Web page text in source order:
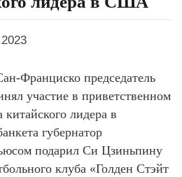
Франциско председатель
участие в приветственном
китайского лидера в
губернатор
подарил Си Цзиньпину
клуба «Голден Стэйт